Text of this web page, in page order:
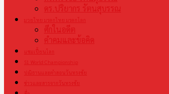
ดร.ปริยากร รัตนสุบรรณ
มวยไทย มรดกไทย มรดกโลก
ศึกในอดีต
คำคมและข้อคิด
แชมเปี้ยนโลก
S1 World Championship
ปณิธานและคำสอนวันทรงชัย
ข่าวและสารจากวันทรงชัย